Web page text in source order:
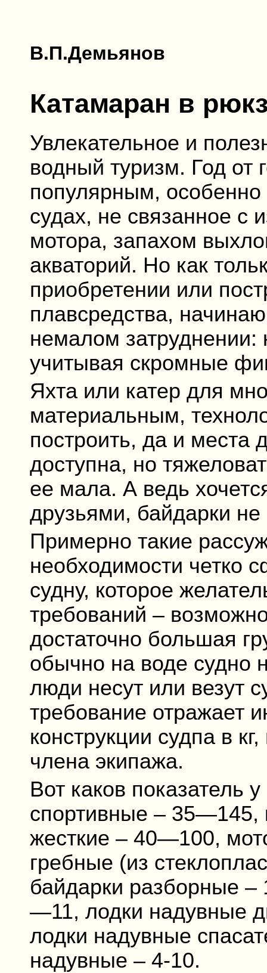
В.П.Демьянов
Катамаран в
Увлекательное и
водный туризм. Год от
популярным,
судах, не связанное
мотора, запахом
акваторий. Но как
приобретении или
плавсредства,
немалом затруднении:
учитывая скромные
Яхта или катер для
материальным,
построить, да и места
доступна, но
ее мала. А ведь
друзьями, байдарки
Примерно такие
необходимости четко
судну, которое
требований –
достаточно большая
обычно на воде судно
люди несут или везут
требование отражает
конструкции судпа в
члена экипажа.
Вот каков показатель
спортивные – 35—145,
жесткие – 40—100,
гребные (из
байдарки разборные
—11, лодки надувные
лодки надувные
надувные – 4-10.